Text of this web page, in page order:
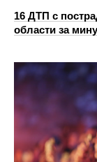
16 ДТП с
области за